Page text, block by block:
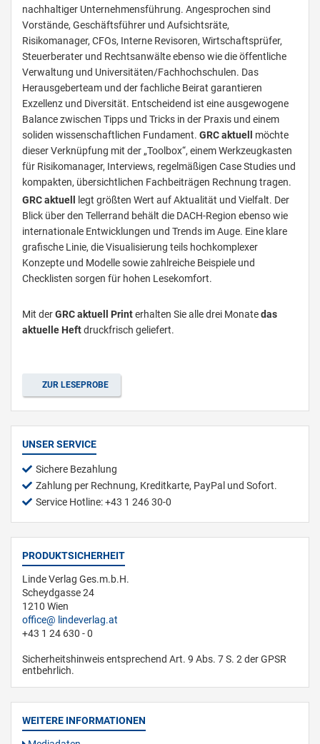
nachhaltiger Unternehmensführung. Angesprochen sind
Vorstände, Geschäftsführer und Aufsichtsräte,
Risikomanager, CFOs, Interne Revisoren, Wirtschaftsprüfer,
Steuerberater und Rechtsanwälte ebenso wie die öffentliche
Verwaltung und Universitäten/Fachhochschulen. Das
Herausgeberteam und der fachliche Beirat garantieren
Exzellenz und Diversität. Entscheidend ist eine ausgewogene
Balance zwischen Tipps und Tricks in der Praxis und einem
soliden wissenschaftlichen Fundament. GRC aktuell möchte
dieser Verknüpfung mit der „Toolbox“, einem Werkzeugkasten
für Risiko­manager, Interviews, regelmäßigen Case Studies und
kompakten, übersichtlichen Fachbeiträgen Rechnung tragen.
GRC aktuell legt größten Wert auf Aktualität und Vielfalt. Der
Blick über den Tellerrand behält die DACH­-Region ebenso wie
internationale Entwicklungen und Trends im Auge. Eine klare
grafische Linie, die Visualisierung teils hochkomplexer
Konzepte und Modelle sowie zahlreiche Beispiele und
Checklisten sorgen für hohen Lesekomfort.
Mit derGRC aktuell Printerhalten Sie alle drei Monatedas
aktuelle Heftdruckfrisch geliefert.
ZUR LESEPROBE
UNSER SERVICE
Sichere Bezahlung
Zahlung per Rechnung, Kreditkarte, PayPal und Sofort.
Service Hotline: +43 1 246 30-0
PRODUKTSICHERHEIT
Linde Verlag Ges.m.b.H.
Scheydgasse 24
1210 Wien
office
lindeverlag.at
+43 1 24 630 - 0
Sicherheitshinweis entsprechend Art. 9 Abs. 7 S. 2 der GPSR
entbehrlich.
WEITERE INFORMATIONEN